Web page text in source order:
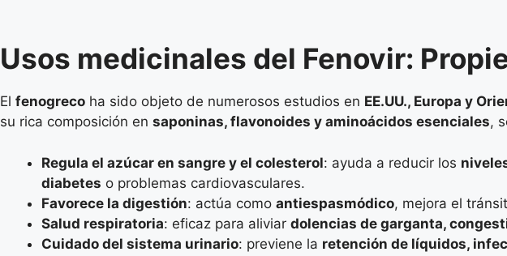
Usos medicinales del Fenovir:
El fenogreco ha sido objeto de numerosos estudios en EE.UU., Europa y
su rica composición en saponinas, flavonoides y aminoácidos esenciales,
Regula el azúcar en sangre y el colesterol: ayuda a reducir los
diabetes o problemas cardiovasculares.
Favorece la digestión: actúa como antiespasmódico, mejora el
Salud respiratoria: eficaz para aliviar dolencias de garganta,
Cuidado del sistema urinario: previene la retención de líquidos,